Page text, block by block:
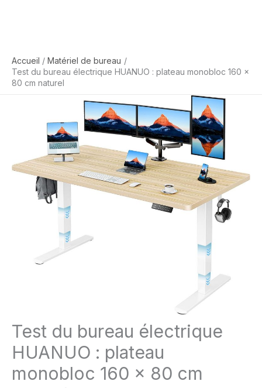
Accueil
Matériel de bureau
Test du bureau électrique HUANUO : plateau monobloc 160 x
80 cm naturel
Test du bureau électrique
HUANUO : plateau
monobloc 160 x 80 cm